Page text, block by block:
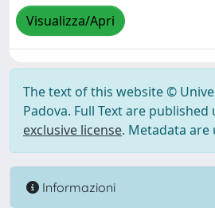
Visualizza/Apri
The text of this website ©
Padova. Full Text are published
exclusive license. Metadata are
Informazioni